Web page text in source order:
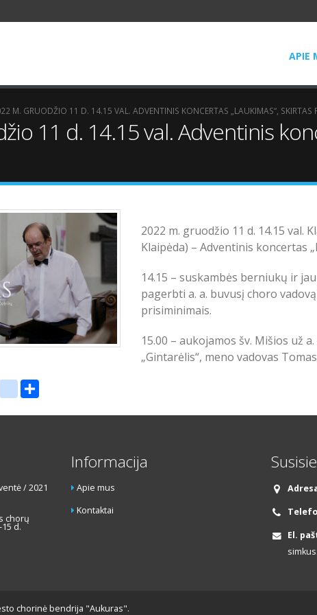
APIE
M. GRUODŽIO 11 D. 14.15 VAL. ADVENTINIS KONCERTAS „LAUKIMAS“, SKIRTAS
11 d. 14.15 val. Adventinis
2022 m. gruodžio 11 d. 14.15 val.
Klaipėda) – Adventinis koncertas
14.15 – suskambės berniukų ir
pagerbti a. a. buvusį choro
prisiminimais.
15.00 – aukojamos šv. Mišios už
„Gintarėlis“, meno vadovas
LinkedIngoogle_bookmarks
/ 2021
chorų
d.
Informacija
Apie mus
Kontaktai
El.
chorinė bendrija "Aukuras".